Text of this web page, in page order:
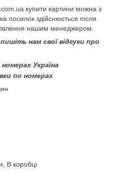
купити картини можна з
посилок здійснюється після
нашим менеджером.
нам свої відгуки про
В коробці